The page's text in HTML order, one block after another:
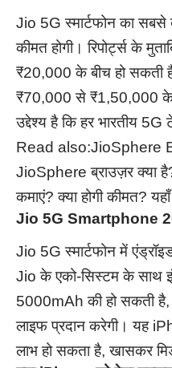
Jio 5G स्मार्टफोन का
कीमत होगी। रिपोर्ट्स के
₹20,000 के बीच हो सकती
₹70,000 से ₹1,50,000 के
उद्देश्य है कि हर भारतीय
Read also:JioSphere
JioSphere ब्राउज़र क्या
कमाएं? क्या होगी कीमत?
Jio 5G Smartphone
Jio 5G स्मार्टफोन में
Jio के एको-सिस्टम के साथ
5000mAh की हो सकती है,
लाइफ प्रदान करेगी। यह
लाभ हो सकता है, खासकर